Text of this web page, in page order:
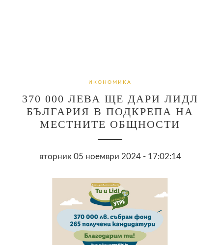
ИКОНОМИКА
370 000 ЛЕВА ЩЕ ДАРИ ЛИДЛ
БЪЛГАРИЯ В ПОДКРЕПА НА
МЕСТНИТЕ ОБЩНОСТИ
вторник 05 ноември 2024 - 17:02:14